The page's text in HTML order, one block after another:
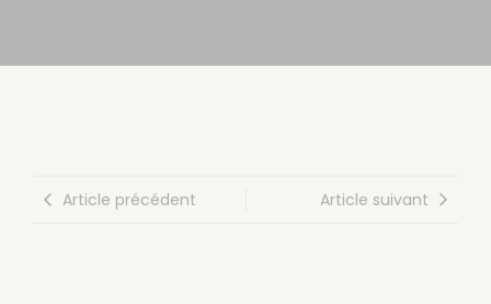
Article précédent Article suivant